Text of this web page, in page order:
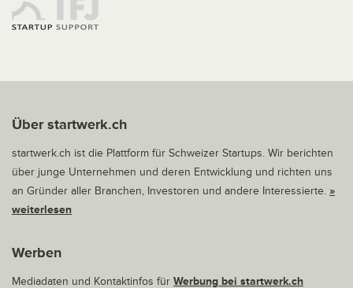
Über startwerk.ch
startwerk.ch ist die Plattform für Schweizer Startups. Wir berichten
über junge Unternehmen und deren Entwicklung und richten uns
an Gründer aller Branchen, Investoren und andere Interessierte. »
weiterlesen
Werben
Mediadaten und Kontaktinfos für Werbung bei startwerk.ch